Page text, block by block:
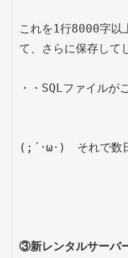
これを1行8000字以
て、さらに保存して
・・SQLファイルが
(;´･ω･)　それで数
③新レンタルサーバ